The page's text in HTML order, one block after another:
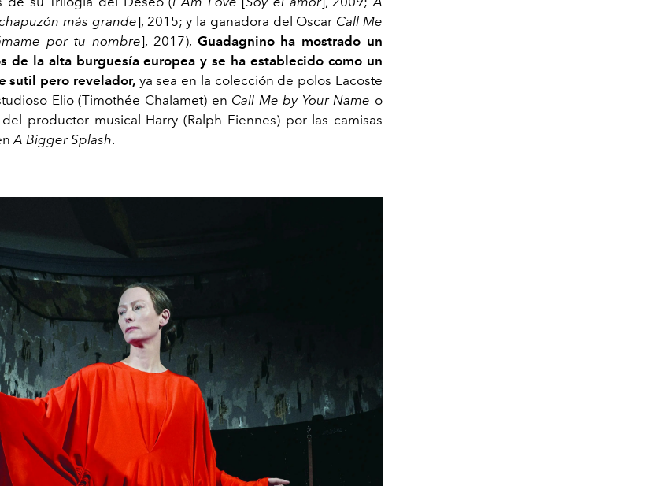
más grande], 2015; y la ganadora del Oscar Call Me
por tu nombre], 2017), Guadagnino ha mostrado un
de la alta burguesía europea y se ha establecido como un
sutil pero revelador,ya sea en la colección de polos Lacoste
Elio (Timothée Chalamet) en Call Me by Your Name o
productor musical Harry (Ralph Fiennes) por las camisas
A Bigger Splash.